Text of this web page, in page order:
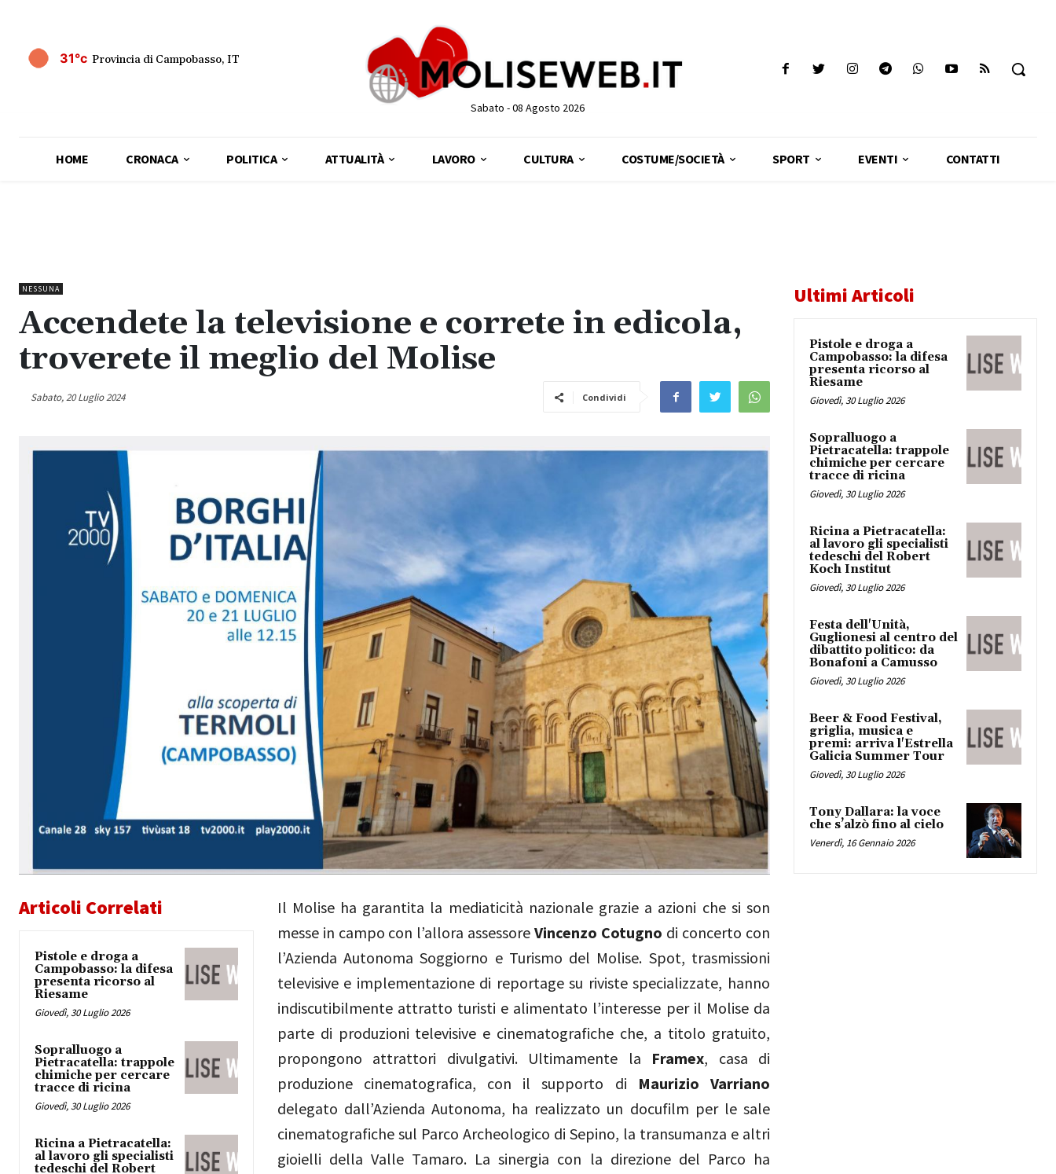
31°c Provincia di Campobasso, IT
Sabato - 08 Agosto 2026
HOME CRONACA POLITICA ATTUALITÀ LAVORO CULTURA COSTUME/SOCIETÀ SPORT EVENTI CONTATTI
NESSUNA
Accendete la televisione e correte in edicola,
troverete il meglio del Molise
Sabato, 20 Luglio 2024 Condividi
Articoli Correlati
Pistole e droga a
Campobasso: la difesa
presenta ricorso al
Riesame
Giovedì, 30 Luglio 2026
Sopralluogo a
Pietracatella: trappole
chimiche per cercare
tracce di ricina
Giovedì, 30 Luglio 2026
Ricina a Pietracatella:
al lavoro gli specialisti
tedeschi del Robert
Il Molise ha garantita la mediaticità nazionale grazie a azioni che si son
messe in campo con l’allora assessoreVincenzo Cotugno di concerto con
l’Azienda Autonoma Soggiorno e Turismo del Molise. Spot, trasmissioni
televisive e implementazione di reportage su riviste specializzate, hanno
indiscutibilmente attratto turisti e alimentato l’interesse per il Molise da
parte di produzioni televisive e cinematografiche che, a titolo gratuito,
propongono attrattori divulgativi. Ultimamente la Framex, casa di
produzione cinematografica, con il supporto di Maurizio Varriano
delegato dall’Azienda Autonoma, ha realizzato un docufilm per le sale
cinematografiche sul Parco Archeologico di Sepino, la transumanza e altri
gioielli della Valle Tamaro. La sinergia con la direzione del Parco ha
Ultimi Articoli
Pistole e droga a
Campobasso: la difesa
presenta ricorso al
Riesame
Giovedì, 30 Luglio 2026
Sopralluogo a
Pietracatella: trappole
chimiche per cercare
tracce di ricina
Giovedì, 30 Luglio 2026
Ricina a Pietracatella:
al lavoro gli specialisti
tedeschi del Robert
Koch Institut
Giovedì, 30 Luglio 2026
Festa dell'Unità,
Guglionesi al centro del
dibattito politico: da
Bonafoni a Camusso
Giovedì, 30 Luglio 2026
Beer & Food Festival,
griglia, musica e
premi: arriva l'Estrella
Galicia Summer Tour
Giovedì, 30 Luglio 2026
Tony Dallara: la voce
che s’alzò fino al cielo
Venerdì, 16 Gennaio 2026